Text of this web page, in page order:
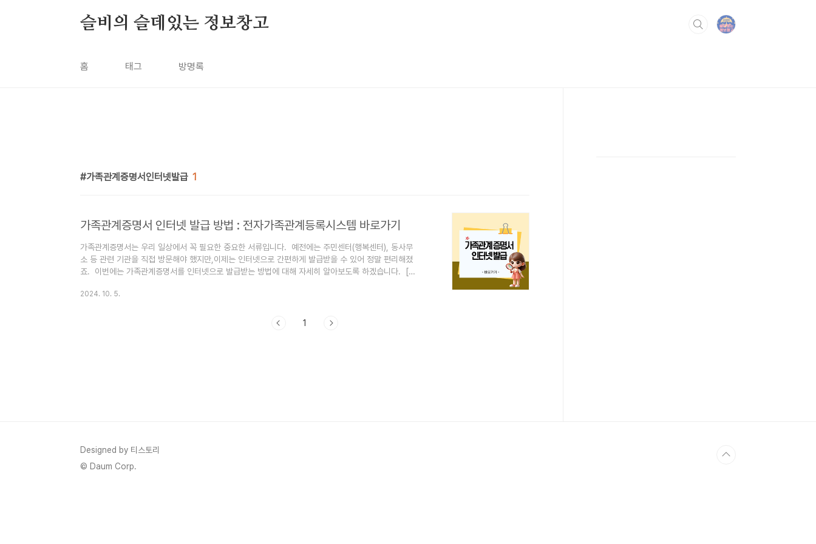
슬비의 슬데있는 정보창고
홈 태그 방명록
가족관계증명서인터넷발급 1
가족관계증명서 인터넷 발급 방법 : 전자가족관계등록시스템 바로가기
가족관계증명서는 우리 일상에서 꼭 필요한 중요한 서류입니다. 예전에는 주민센터(행복센터), 동사무
소 등 관련 기관을 직접 방문해야 했지만,이제는 인터넷으로 간편하게 발급받을 수 있어 정말 편리해졌
죠. 이번에는 가족관계증명서를 인터넷으로 발급받는 방법에 대해 자세히 알아보도록 하겠습니다. [추
으로 가족관계증명서를 발급받으려면 몇 가지 준비물이 필요해요. 공인인증서나 은행 인증서가 있어야
법원, 전자가족관계 등록시스템'전자가족관계등록시스템' 사이트에 들어가세요. 여기서 다양한 행정 서
2024. 10. 5.
1
Designed by 티스토리
© Daum Corp.